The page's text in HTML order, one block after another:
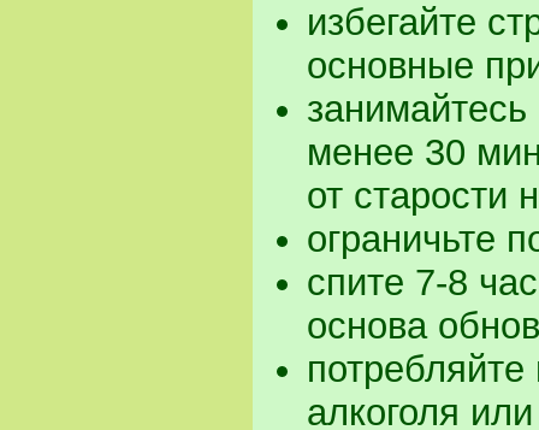
избегайте
основные
менее 30
от старости
ограничьте
спите 7-8
основа
алкоголя